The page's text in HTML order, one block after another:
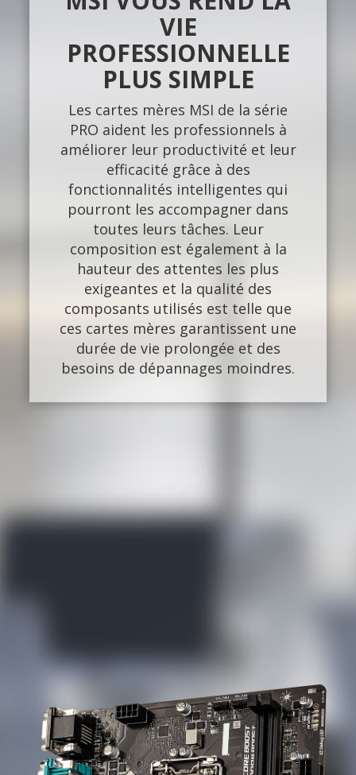
VIE
PROFESSIONNELLE
PLUS SIMPLE
Les cartes mères MSI de la série
PRO aident les professionnels à
améliorer leur productivité et leur
efficacité grâce à des
fonctionnalités intelligentes qui
pourront les accompagner dans
toutes leurs tâches. Leur
composition est également à la
hauteur des attentes les plus
exigeantes et la qualité des
composants utilisés est telle que
ces cartes mères garantissent une
durée de vie prolongée et des
besoins de dépannages moindres.